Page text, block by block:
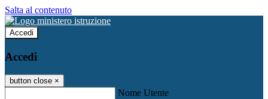
Salta al contenuto
Accedi
Accedi
button close ×
Nome Utente